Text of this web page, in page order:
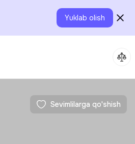
Yuklab olish
Sevimlilarga qo'shish